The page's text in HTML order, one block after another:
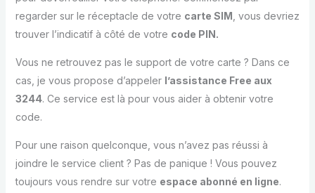
regarder sur le réceptacle de votre carte SIM , vous devriez
trouver l’indicatif à côté de votre code PIN.
Vous ne retrouvez pas le support de votre carte ? Dans ce
cas, je vous propose d’appeler l’assistance Free aux
3244. Ce service est là pour vous aider à obtenir votre
code.
Pour une raison quelconque, vous n’avez pas réussi à
joindre le service client ? Pas de panique ! Vous pouvez
toujours vous rendre sur votre espace abonné en ligne.